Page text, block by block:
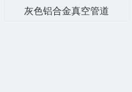
灰色铝合金真空管道